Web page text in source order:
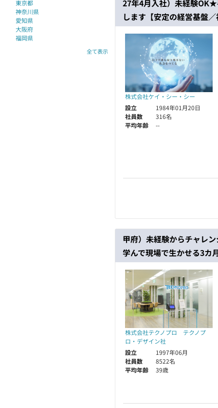
27年4月入社）未経験
します【安定の経営基盤
株式会社ケイ・シー・シー
設立
1984年01月20日
社員数
316名
平均年齢
--
甲府）未経験からチャレ
学んで現場で生かせる3カ
株式会社テクノプロ テクノプ
ロ・デザイン社
設立
1997年06月
社員数
8522名
平均年齢
39歳
東京都
神奈川県
愛知県
大阪府
福岡県
全て表示